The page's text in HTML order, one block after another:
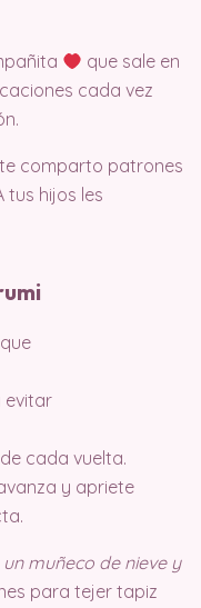
que sale en
cada vez
comparto patrones
tus hijos les
evitar
cada vuelta.
y apriete
muñeco de nieve y
para tejer tapiz